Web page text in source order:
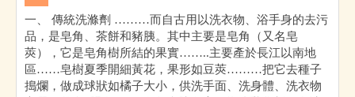
一、 傳統洗滌劑 ………而自古用以洗衣物、浴手身的去污
品，是皂角、茶餅和豬胰。其中主要是皂角（又名皂
莢），它是皂角樹所結的果實……..主要產於長江以南地
區……皂樹夏季開細黃花，果形如豆莢………把它去種子
搗爛，做成球狀如橘子大小，供洗手面、洗身體、洗衣物